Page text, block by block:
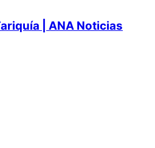
| ANA Noticias